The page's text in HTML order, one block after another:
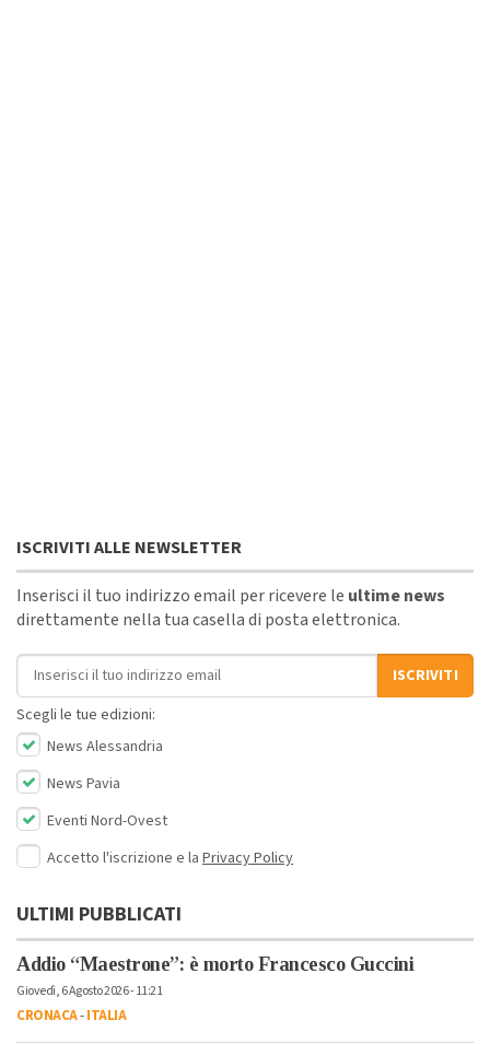
ISCRIVITI ALLE NEWSLETTER
Inserisci il tuo indirizzo email per ricevere le ultime news
direttamente nella tua casella di posta elettronica.
Indirizzo email
ISCRIVITI
Scegli le tue edizioni:
News Alessandria
News Pavia
Eventi Nord-Ovest
Accetto l'iscrizione e la Privacy Policy
ULTIMI PUBBLICATI
Addio “Maestrone”: è morto Francesco Guccini
Giovedì, 6 Agosto 2026 - 11:21
CRONACA-ITALIA